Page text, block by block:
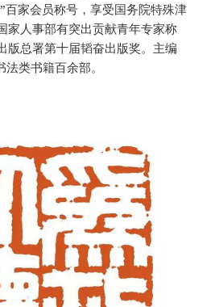
百家会员称号，享受国务院特殊津
家人事部有突出贡献青年专家称
版总署第十届韬奋出版奖。主编
法类书籍百余部。